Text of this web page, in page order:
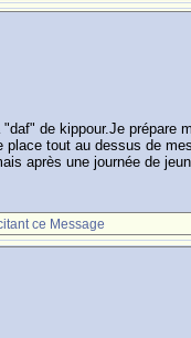
de kippour.Je
tout au dessus de
après une journée de
ce Message